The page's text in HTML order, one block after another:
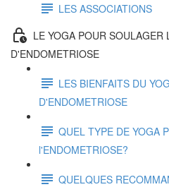
LES ASSOCIATIONS
LE YOGA POUR SOULAGER
D'ENDOMETRIOSE
LES BIENFAITS DU
D'ENDOMETRIOSE
QUEL TYPE DE YOGA
l'ENDOMETRIOSE?
QUELQUES